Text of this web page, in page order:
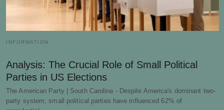
INFORMATION
Analysis: The Crucial Role of Small Political
Parties in US Elections
The American Party | South Carolina - Despite America's dominant two-
party system, small political parties have influenced 62% of